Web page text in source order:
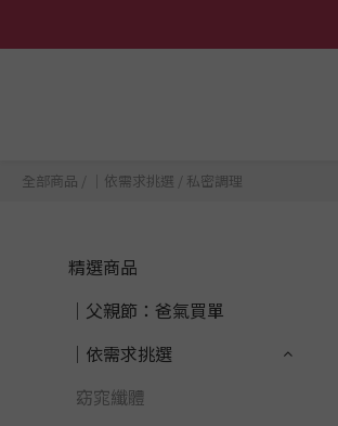
全部商品 / │依需求挑選 / 私密調理
精選商品
│父親節：爸氣買單
│依需求挑選
窈窕纖體